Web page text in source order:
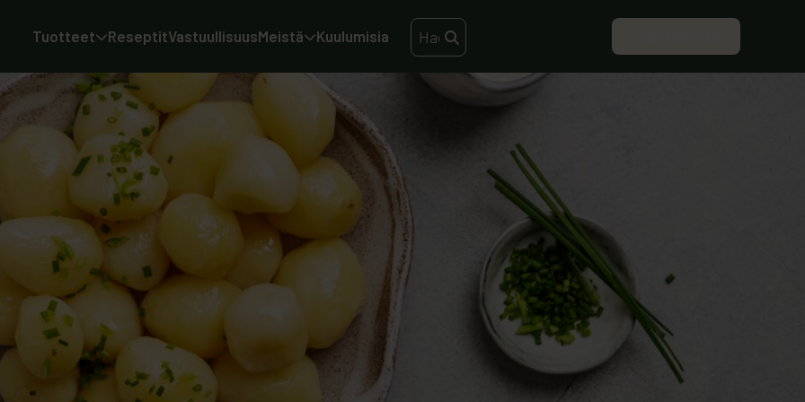
Tuotteet
ReseptitVastuullisuusMeistä
Kuulumisia